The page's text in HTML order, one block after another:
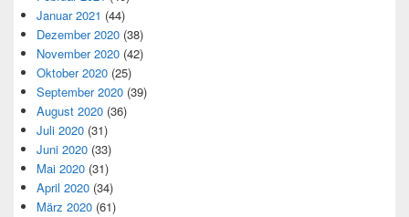
Januar 2021 (44)
Dezember 2020 (38)
November 2020 (42)
Oktober 2020 (25)
September 2020 (39)
August 2020 (36)
Juli 2020 (31)
Juni 2020 (33)
Mai 2020 (31)
April 2020 (34)
März 2020 (61)